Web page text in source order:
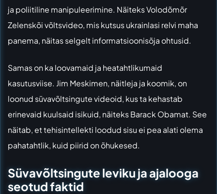
ja poliitiline manipuleerimine. Näiteks Volodõmõr
Zelenskõi võltsvideo, mis kutsus ukrainlasi relvi maha
panema, näitas selgelt informatsioonisõja ohtusid.
Samas on ka loovamaid ja heatahtlikumaid
kasutusviise. Jim Meskimen, näitleja ja koomik, on
loonud süvavõltsingute videoid, kus ta kehastab
erinevaid kuulsaid isikuid, näiteks Barack Obamat. See
näitab, et tehisintellekti loodud sisu ei pea alati olema
pahatahtlik, kuid piirid on õhukesed.
Süvavõltsingute leviku ja ajalooga
seotud faktid